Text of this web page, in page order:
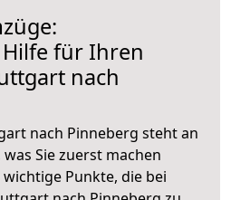
für Ihren
nach
nach Pinneberg steht an
Sie zuerst machen
Punkte, die bei